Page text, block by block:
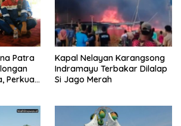
Patra
Perkuat
Kapal Nelayan Karangsong
Indramayu Terbakar Dilalap
Si Jago Merah